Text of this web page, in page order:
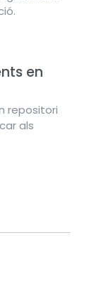
en
repositori
als